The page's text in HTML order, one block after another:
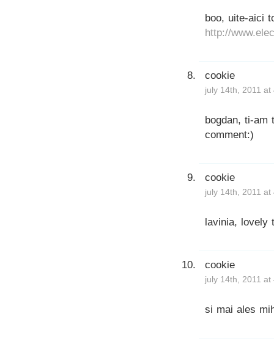
boo, uite-aici
http://
cookie
july 14th, 2011 at
bogdan, ti-am
comment:)
cookie
july 14th, 2011 at
lavinia, lovely
cookie
july 14th, 2011 at
si mai ales